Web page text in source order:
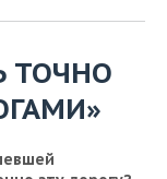
ТОЧНО